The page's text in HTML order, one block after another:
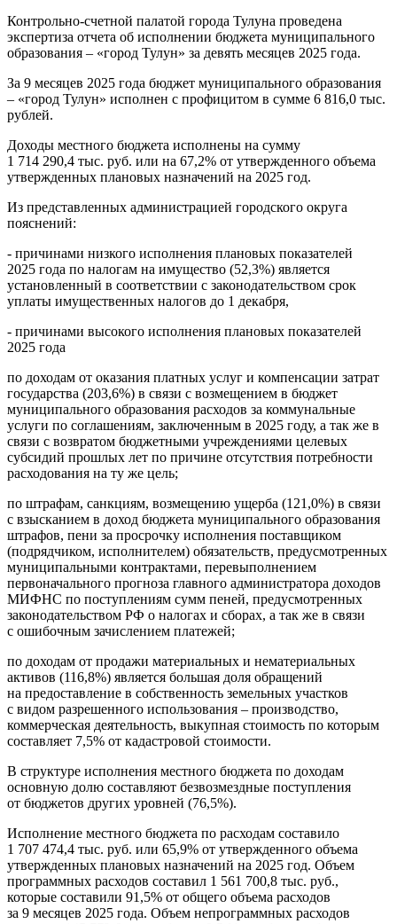
Контрольно-счетной палатой города Тулуна проведена
экспертиза отчета об исполнении бюджета муниципального
образования – «город Тулун» за девять месяцев 2025 года.
За 9 месяцев 2025 года бюджет муниципального образования
– «город Тулун» исполнен с профицитом в сумме 6 816,0 тыс.
рублей.
Доходы местного бюджета исполнены на сумму
1 714 290,4 тыс. руб. или на 67,2% от утвержденного объема
утвержденных плановых назначений на 2025 год.
Из представленных администрацией городского округа
пояснений:
- причинами низкого исполнения плановых показателей
2025 года по налогам на имущество (52,3%) является
установленный в соответствии с законодательством срок
уплаты имущественных налогов до 1 декабря,
- причинами высокого исполнения плановых показателей
2025 года
по доходам от оказания платных услуг и компенсации затрат
государства (203,6%) в связи с возмещением в бюджет
муниципального образования расходов за коммунальные
услуги по соглашениям, заключенным в 2025 году, а так же в
связи с возвратом бюджетными учреждениями целевых
субсидий прошлых лет по причине отсутствия потребности
расходования на ту же цель;
по штрафам, санкциям, возмещению ущерба (121,0%) в связи
с взысканием в доход бюджета муниципального образования
штрафов, пени за просрочку исполнения поставщиком
(подрядчиком, исполнителем) обязательств, предусмотренных
муниципальными контрактами, перевыполнением
первоначального прогноза главного администратора доходов
МИФНС по поступлениям сумм пеней, предусмотренных
законодательством РФ о налогах и сборах, а так же в связи
с ошибочным зачислением платежей;
по доходам от продажи материальных и нематериальных
активов (116,8%) является большая доля обращений
на предоставление в собственность земельных участков
с видом разрешенного использования – производство,
коммерческая деятельность, выкупная стоимость по которым
составляет 7,5% от кадастровой стоимости.
В структуре исполнения местного бюджета по доходам
основную долю составляют безвозмездные поступления
от бюджетов других уровней (76,5%).
Исполнение местного бюджета по расходам составило
1 707 474,4 тыс. руб. или 65,9% от утвержденного объема
утвержденных плановых назначений на 2025 год. Объем
программных расходов составил 1 561 700,8 тыс. руб.,
которые составили 91,5% от общего объема расходов
за 9 месяцев 2025 года. Объем непрограммных расходов